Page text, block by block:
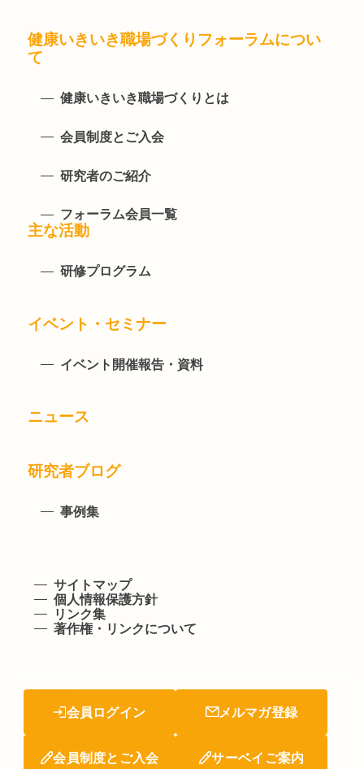
会員ログイン メルマガ登録
会員制度とご入会 サーベイご案内
健康いきいき職場づくりフォーラムについ
て
健康いきいき職場づくりとは
会員制度とご入会
研究者のご紹介
フォーラム会員一覧
主な活動
研修プログラム
イベント・セミナー
イベント開催報告・資料
ニュース
研究者ブログ
事例集
サイトマップ
個人情報保護方針
リンク集
著作権・リンクについて